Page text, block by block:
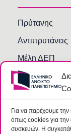
Για να παρέχουμε την
όπως cookies για
συσκευών. Η
Πρύτανης
Αντιπρυτάνεις
Μέλη ΔΕΠ
Τμήματα και
Γραμματείες
Βιβλιοθήκη
Συχνές